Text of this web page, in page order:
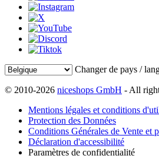
Changer de pays /
© 2010-2026 niceshops GmbH - All
Mentions légales et conditions
Protection des Données
Conditions Générales de Vente et
Déclaration d'accessibilité
Paramètres de confidentialité